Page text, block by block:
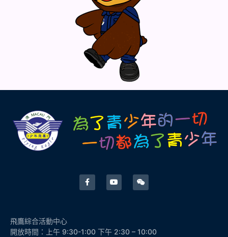
飛鷹綜合活動中心
開放時間：上午 9:30-1:00 下午 2:30 – 10:00